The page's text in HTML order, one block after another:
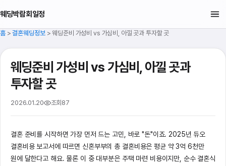
웨딩박람회일정
홈>결혼웨딩정보>웨딩준비 가성비 vs 가심비, 아낄 곳과 투자할 곳
웨딩준비 가성비 vs 가심비, 아낄 곳과
투자할 곳
2026.01.20 조회 87
결혼 준비를 시작하면 가장 먼저 드는 고민, 바로 "돈"이죠. 2025년 듀오
결혼비용 보고서에 따르면 신혼부부의 총 결혼비용은 평균 약 3억 6천만
원에 달한다고 해요. 물론 이 중 대부분은 주택 마련 비용이지만, 순수 결혼식